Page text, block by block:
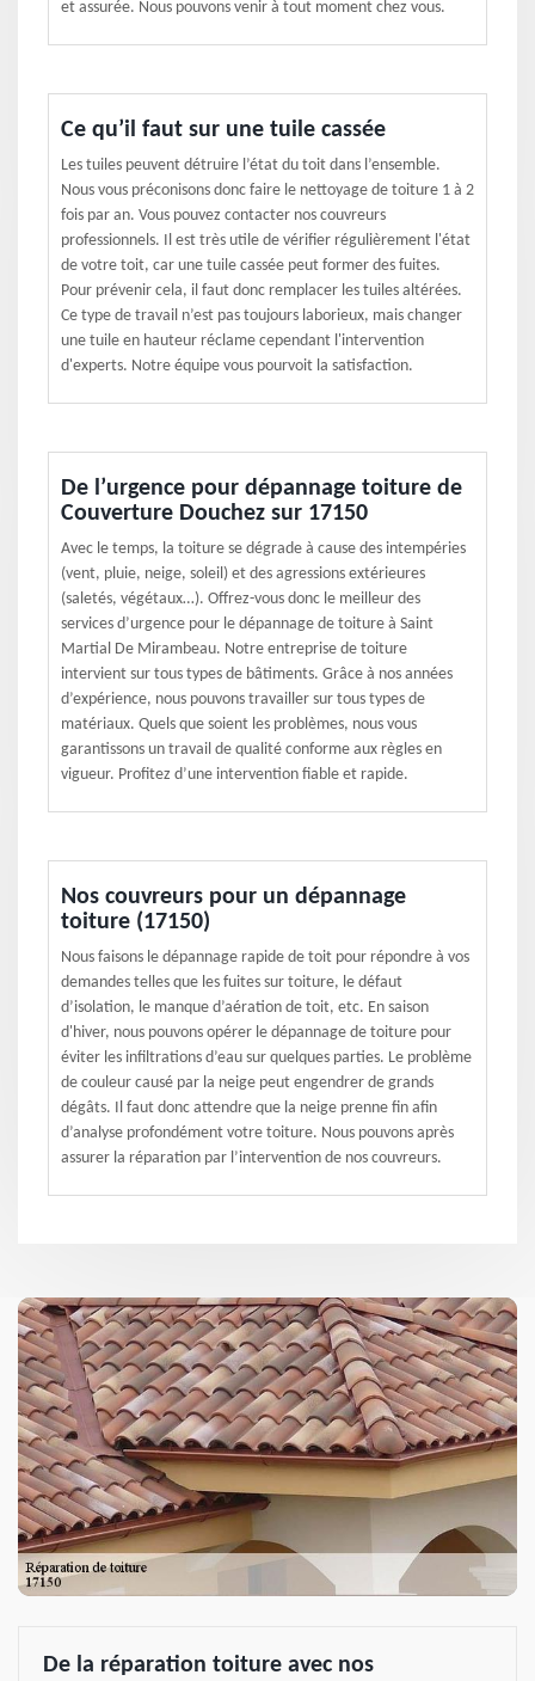
et assurée. Nous pouvons venir à tout moment chez vous.
Ce qu’il faut sur une tuile cassée
Les tuiles peuvent détruire l’état du toit dans l’ensemble.
Nous vous préconisons donc faire le nettoyage de toiture 1 à 2
fois par an. Vous pouvez contacter nos couvreurs
professionnels. Il est très utile de vérifier régulièrement l'état
de votre toit, car une tuile cassée peut former des fuites.
Pour prévenir cela, il faut donc remplacer les tuiles altérées.
Ce type de travail n’est pas toujours laborieux, mais changer
une tuile en hauteur réclame cependant l'intervention
d'experts. Notre équipe vous pourvoit la satisfaction.
De l’urgence pour dépannage toiture de
Couverture Douchez sur 17150
Avec le temps, la toiture se dégrade à cause des intempéries
(vent, pluie, neige, soleil) et des agressions extérieures
(saletés, végétaux…). Offrez-vous donc le meilleur des
services d’urgence pour le dépannage de toiture à Saint
Martial De Mirambeau. Notre entreprise de toiture
intervient sur tous types de bâtiments. Grâce à nos années
d’expérience, nous pouvons travailler sur tous types de
matériaux. Quels que soient les problèmes, nous vous
garantissons un travail de qualité conforme aux règles en
vigueur. Profitez d’une intervention fiable et rapide.
Nos couvreurs pour un dépannage
toiture (17150)
Nous faisons le dépannage rapide de toit pour répondre à vos
demandes telles que les fuites sur toiture, le défaut
d’isolation, le manque d’aération de toit, etc. En saison
d'hiver, nous pouvons opérer le dépannage de toiture pour
éviter les infiltrations d’eau sur quelques parties. Le problème
de couleur causé par la neige peut engendrer de grands
dégâts. Il faut donc attendre que la neige prenne fin afin
d’analyse profondément votre toiture. Nous pouvons après
assurer la réparation par l’intervention de nos couvreurs.
De la réparation toiture avec nos